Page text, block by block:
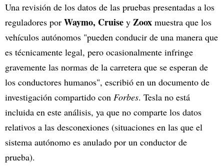
Una revisión de los datos de las pruebas presentadas a los
reguladores por Waymo, Cruise y Zoox muestra que los
vehículos autónomos "pueden conducir de una manera que
es técnicamente legal, pero ocasionalmente infringe
gravemente las normas de la carretera que se esperan de
los conductores humanos", escribió en un documento de
investigación compartido con Forbes. Tesla no está
incluida en este análisis, ya que no comparte los datos
relativos a las desconexiones (situaciones en las que el
sistema autónomo es anulado por un conductor de
prueba).